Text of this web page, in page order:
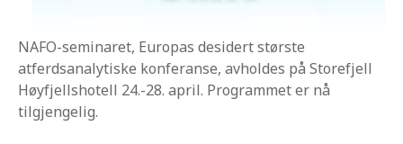
NAFO-seminaret, Europas desidert største
atferdsanalytiske konferanse, avholdes på Storefjell
Høyfjellshotell 24.-28. april. Programmet er nå
tilgjengelig.